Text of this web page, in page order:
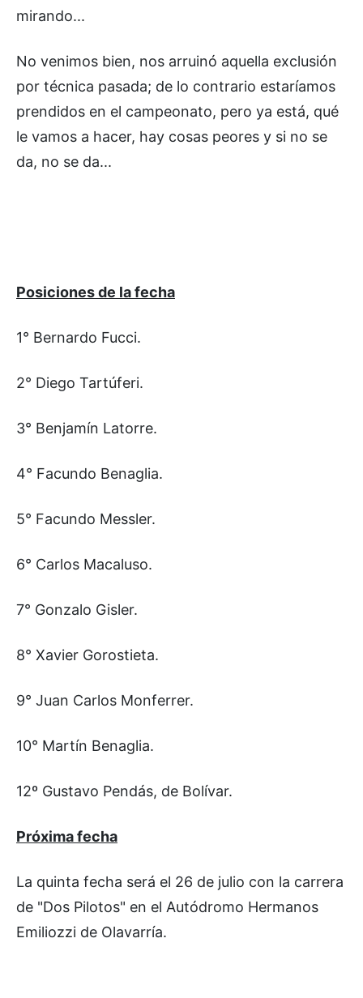
mirando...
No venimos bien, nos arruinó aquella exclusión
por técnica pasada; de lo contrario estaríamos
prendidos en el campeonato, pero ya está, qué
le vamos a hacer, hay cosas peores y si no se
da, no se da...
Posiciones de la fecha
1° Bernardo Fucci.
2° Diego Tartúferi.
3° Benjamín Latorre.
4° Facundo Benaglia.
5° Facundo Messler.
6° Carlos Macaluso.
7° Gonzalo Gisler.
8° Xavier Gorostieta.
9° Juan Carlos Monferrer.
10° Martín Benaglia.
12º Gustavo Pendás, de Bolívar.
Próxima fecha
La quinta fecha será el 26 de julio con la carrera
de "Dos Pilotos" en el Autódromo Hermanos
Emiliozzi de Olavarría.